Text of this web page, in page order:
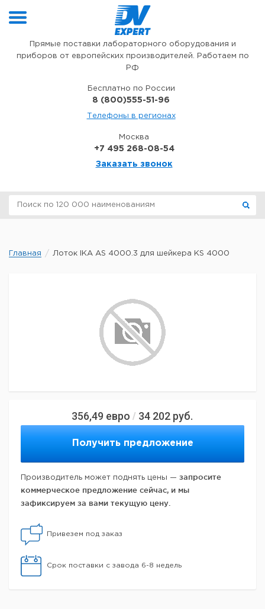
Прямые поставки лабораторного оборудования и
приборов от европейских производителей. Работаем по
РФ
Бесплатно по России
8 (800)555-51-96
Телефоны в регионах
Москва
+7 495 268-08-54
Заказать звонок
Главная Лоток IKA AS 4000.3 для шейкера KS 4000
356,49 евро / 34 202 руб.
Получить предложение
Производитель может поднять цены — запросите
коммерческое предложение сейчас, и мы
зафиксируем за вами текущую цену.
Привезем под заказ
Срок поставки с завода 6-8 недель